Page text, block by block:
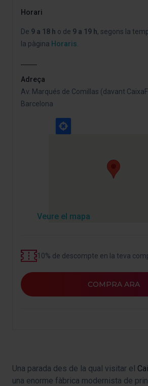
Horari
De 9 a 18 h o de 9 a 19 h, segons la
la pàgina Horaris
Adreça
Av. Marqués de Comillas (davant
Barcelona
Veure el mapa
10% de descompte en la teva
COMPRA ARA
Una parada des de la qual visitar el
una enorme fàbrica modernista de